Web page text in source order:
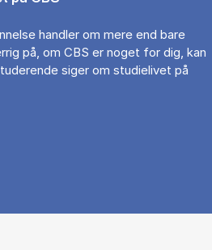
handler om mere end bare
på, om CBS er noget for dig, kan
siger om studielivet på